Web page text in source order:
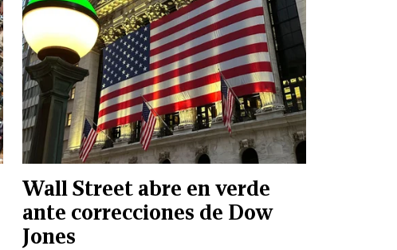
Wall Street abre en verde
ante correcciones de Dow
Jones